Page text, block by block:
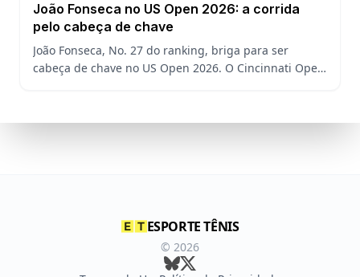
João Fonseca no US Open 2026: a corrida
pelo cabeça de chave
João Fonseca, No. 27 do ranking, briga para ser
cabeça de chave no US Open 2026. O Cincinnati Open
ESPORTE TÊNIS
© 2026